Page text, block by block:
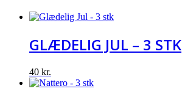
GLÆDELIG JUL – 3 STK
40 kr.